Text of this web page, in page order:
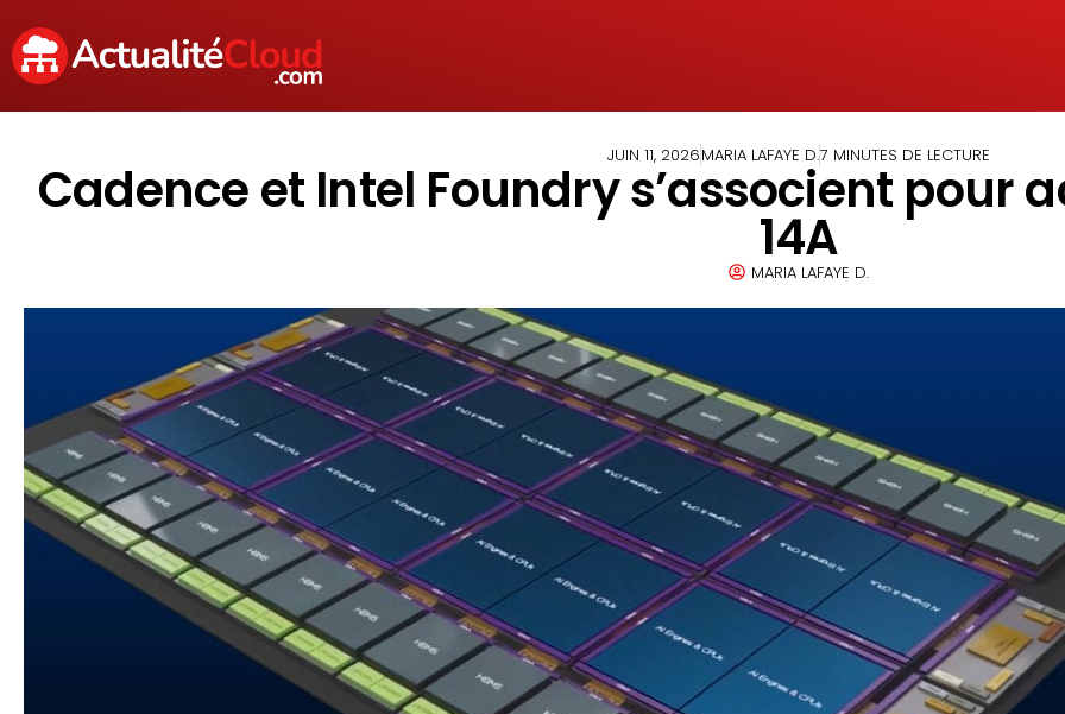
JUIN 11, 2026MARIA LAFAYE D.7 MINUTES DE LECTURE
Cadence et Intel Foundry s’associent pour
14A
MARIA LAFAYE D.